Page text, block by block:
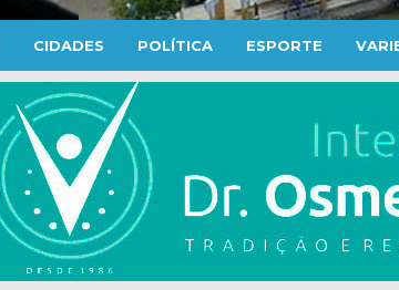
CIDADES POLÍTICA ESPORTE